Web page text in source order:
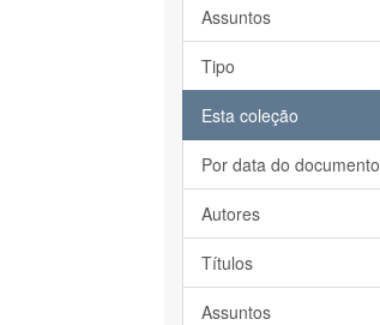
Assuntos
Tipo
Esta coleção
Por data do documento
Autores
Títulos
Assuntos